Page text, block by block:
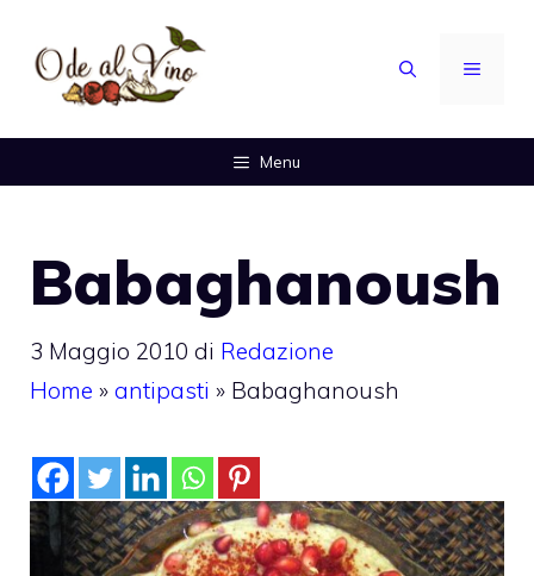
contenuto
MENU
Menu
Babaghanoush
3 Maggio 2010 di Redazione
Home » antipasti » Babaghanoush